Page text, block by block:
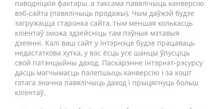
паводніцкія фактары, а таксама павялічыць канверсію
вэб-сайта (павялічыць продажы). Чым даўжэй будзе
загружацца старонка сайта, тым меншая колькасць
кліентаў зможа здзейсніць там пэўныя мэтавыя
дзеянні. Калі ваш сайт у інтэрнэце будзе працаваць
недастаткова хутка, у вас ёсць усе шанцы ўпусціць
свой патэнцыйны даход. Паскарэнне інтэрнэт-рэсурсу
дасць магчымасць палепшыць канверсію і за кошт
гэтага значна павялічыць даход і прыцягнуць больш
кліентаў.